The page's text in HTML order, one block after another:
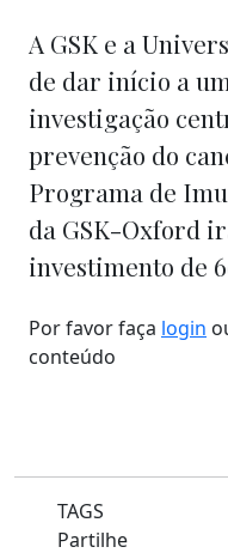
A GSK e a
de dar início a
investigação
prevenção do
Programa de
da GSK-Oxford
investimento de
Por favor faça login
conteúdo
TAGS
Partilhe